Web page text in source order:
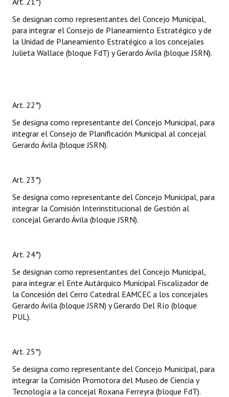
Se designan como representantes del Concejo Municipal,
para integrar el Consejo de Planeamiento Estratégico y de
la Unidad de Planeamiento Estratégico a los concejales
Julieta Wallace (bloque FdT) y Gerardo Ávila (bloque JSRN).
Art. 22°)
Se designa como representante del Concejo Municipal, para
integrar el Consejo de Planificación Municipal al concejal
Gerardo Ávila (bloque JSRN).
Art. 23°)
Se designa como representante del Concejo Municipal, para
integrar la Comisión Interinstitucional de Gestión al
concejal Gerardo Ávila (bloque JSRN).
Art. 24°)
Se designan como representantes del Concejo Municipal,
para integrar el Ente Autárquico Municipal Fiscalizador de
la Concesión del Cerro Catedral EAMCEC a los concejales
Gerardo Ávila (bloque JSRN) y Gerardo Del Río (bloque
PUL).
Art. 25°)
Se designa como representante del Concejo Municipal, para
integrar la Comisión Promotora del Museo de Ciencia y
Tecnología a la concejal Roxana Ferreyra (bloque FdT).